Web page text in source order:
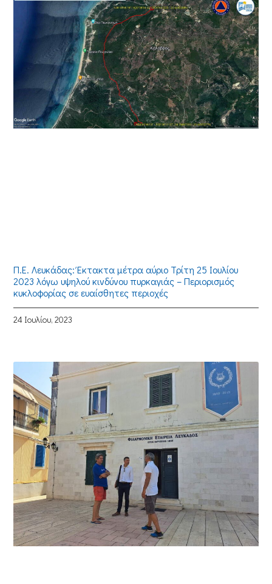
Π.Ε. Λευκάδας: Έκτακτα μέτρα αύριο Τρίτη 25 Ιουλίου
2023 λόγω υψηλού κινδύνου πυρκαγιάς – Περιορισμός
κυκλοφορίας σε ευαίσθητες περιοχές
24 Ιουλίου, 2023